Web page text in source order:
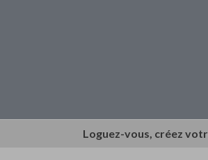
Loguez-vous, créez